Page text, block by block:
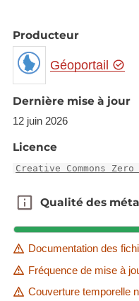
focusing on that.
is not restricted to
to be collected both
network to achieve a
conservation status.
http://ec.europa.eu/
ep_habitats/
This reporting
Description copied
Producteur
Géoportail
Dernière mise à jour
12 juin 2026
Licence
Creative Commons Zero
Qualité des
Qualité des
Documentation des
Fréquence de mise à
Couverture temporelle